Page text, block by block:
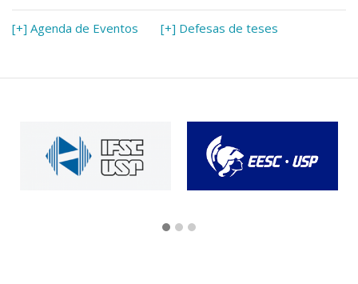
[+] Agenda de Eventos [+] Defesas de teses